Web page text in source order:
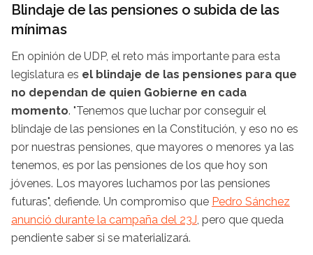
Blindaje de las pensiones o subida de las
mínimas
En opinión de UDP, el reto más importante para esta
legislatura es el blindaje de las pensiones para que
no dependan de quien Gobierne en cada
momento. "Tenemos que luchar por conseguir el
blindaje de las pensiones en la Constitución, y eso no es
por nuestras pensiones, que mayores o menores ya las
tenemos, es por las pensiones de los que hoy son
jóvenes. Los mayores luchamos por las pensiones
futuras", defiende. Un compromiso que Pedro Sánchez
anunció durante la campaña del 23J , pero que queda
pendiente saber si se materializará.